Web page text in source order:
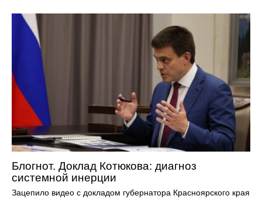
Блогнот. Доклад Котюкова: диагноз
системной инерции
Зацепило видео с докладом губернатора Красноярского края